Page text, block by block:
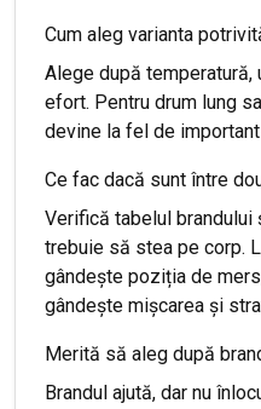
Cum aleg varianta
Alege după
efort. Pentru drum lung
devine la fel de
Ce fac dacă sunt între
Verifică tabelul brandului
trebuie să stea pe corp.
gândește poziția de
gândește mișcarea și
Merită să aleg după
Brandul ajută, dar nu